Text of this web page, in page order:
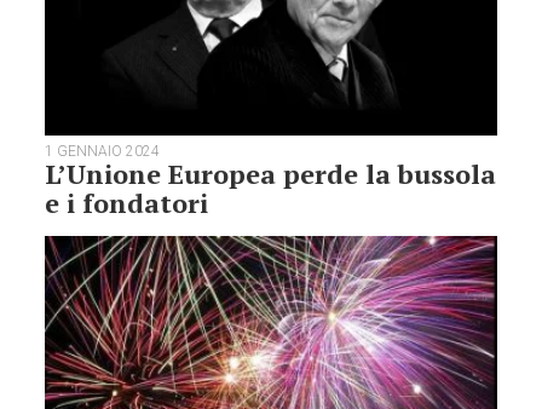
1 GENNAIO 2024
L’Unione Europea perde la bussola
e i fondatori